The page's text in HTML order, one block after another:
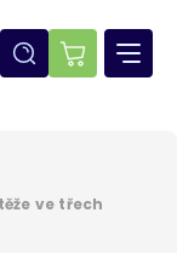
E-
ve třech